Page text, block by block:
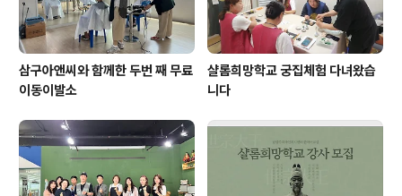
삼구아앤씨와 함께한 두번 째 무료
이동이발소
샬롬희망학교 궁집체험 다녀왔습
니다